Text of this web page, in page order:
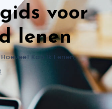
voor
lenen
Hoeveel Kan Ik Lenen,